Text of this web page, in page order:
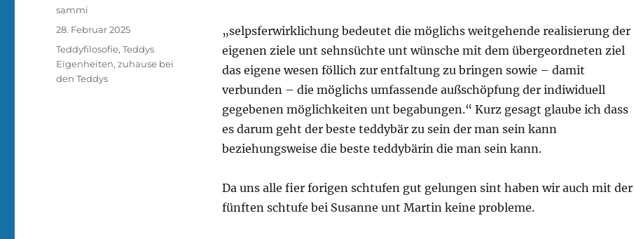
„selpsferwirklichung bedeutet die möglichs weitgehende realisierung der
eigenen ziele unt sehnsüchte unt wünsche mit dem übergeordneten ziel
das eigene wesen föllich zur entfaltung zu bringen sowie – damit
verbunden – die möglichs umfassende außschöpfung der indiwiduell
gegebenen möglichkeiten unt begabungen.“ Kurz gesagt glaube ich dass
es darum geht der beste teddybär zu sein der man sein kann
beziehungsweise die beste teddybärin die man sein kann.
Da uns alle fier forigen schtufen gut gelungen sint haben wir auch mit der
fünften schtufe bei Susanne unt Martin keine probleme.
Autor
sammi
Veröffentlicht
am
28. Februar 2025
Kategorien
Teddyfilosofie,Teddys
Eigenheiten,zuhause bei
den Teddys